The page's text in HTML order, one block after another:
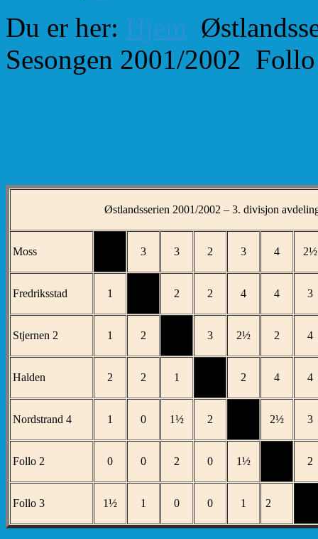
Du er her: Hjem
Sesongen 2001/2002
Østlandsserien 2001/2002 – 3. divisjon
Moss 3 3 2 3 4 2½
Fredriksstad 1 2 2 4 4 3
Stjernen 2 1 2 3 2½ 2 4
Halden 2 2 1 2 4 4
Nordstrand 4 1 0 1½ 2 2½ 3
Follo 2 0 0 2 0 1½ 2
Follo 3 1½ 1 0 0 1 2